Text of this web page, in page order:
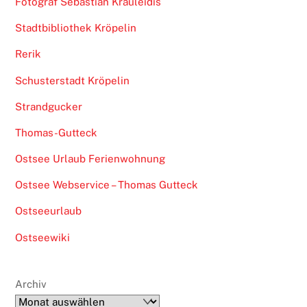
Stadtbibliothek Kröpelin
Rerik
Schusterstadt Kröpelin
Strandgucker
Thomas-Gutteck
Ostsee Urlaub Ferienwohnung
Ostsee Webservice – Thomas Gutteck
Ostseeurlaub
Ostseewiki
Archiv